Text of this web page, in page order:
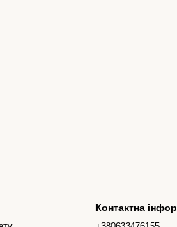
Контактна